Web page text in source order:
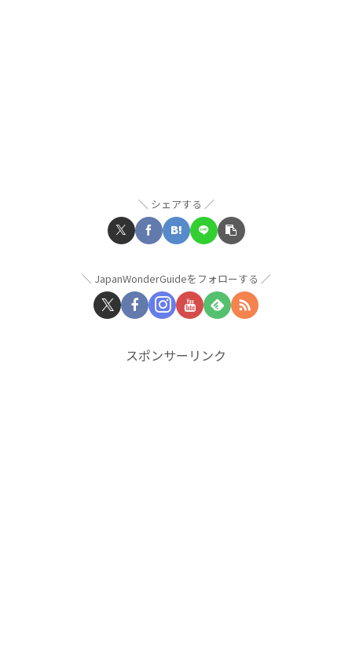
シェアする
JapanWonderGuideをフォローする
スポンサーリンク